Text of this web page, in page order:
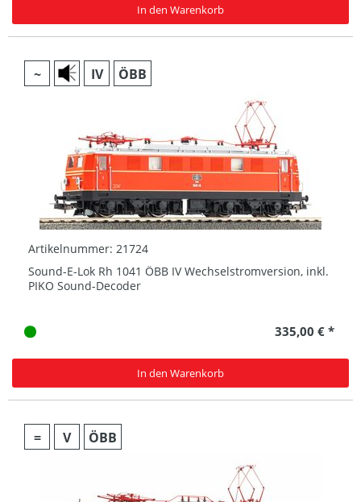
In den Warenkorb
~ IV ÖBB
Artikelnummer: 21724
Sound-E-Lok Rh 1041 ÖBB IV Wechselstromversion, inkl.
PIKO Sound-Decoder
335,00 € *
In den Warenkorb
= V ÖBB